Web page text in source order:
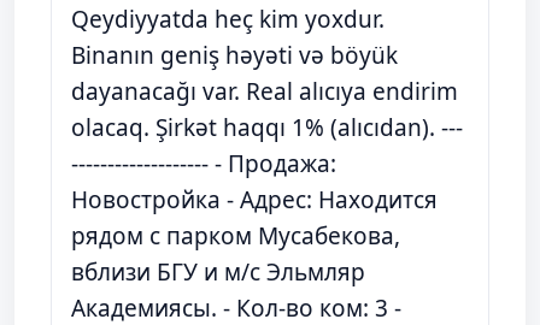
Qeydiyyatda heç kim yoxdur.
Binanın geniş həyəti və böyük
dayanacağı var. Real alıcıya endirim
olacaq. Şirkət haqqı 1% (alıcıdan). ---
------------------- - Продажа:
Новостройка - Адрес: Находится
рядом с парком Мусабекова,
вблизи БГУ и м/с Эльмляр
Академиясы. - Кол-во ком: 3 -